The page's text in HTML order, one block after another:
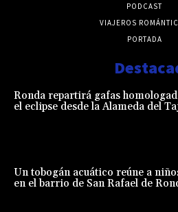
PODCAST
VIAJEROS
PORTADA
Ronda repartirá gafas
el eclipse desde la Alameda del
Un tobogán acuático reúne a
en el barrio de San Rafael de